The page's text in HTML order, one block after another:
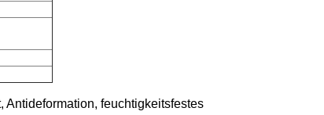
feuchtigkeitsfestes